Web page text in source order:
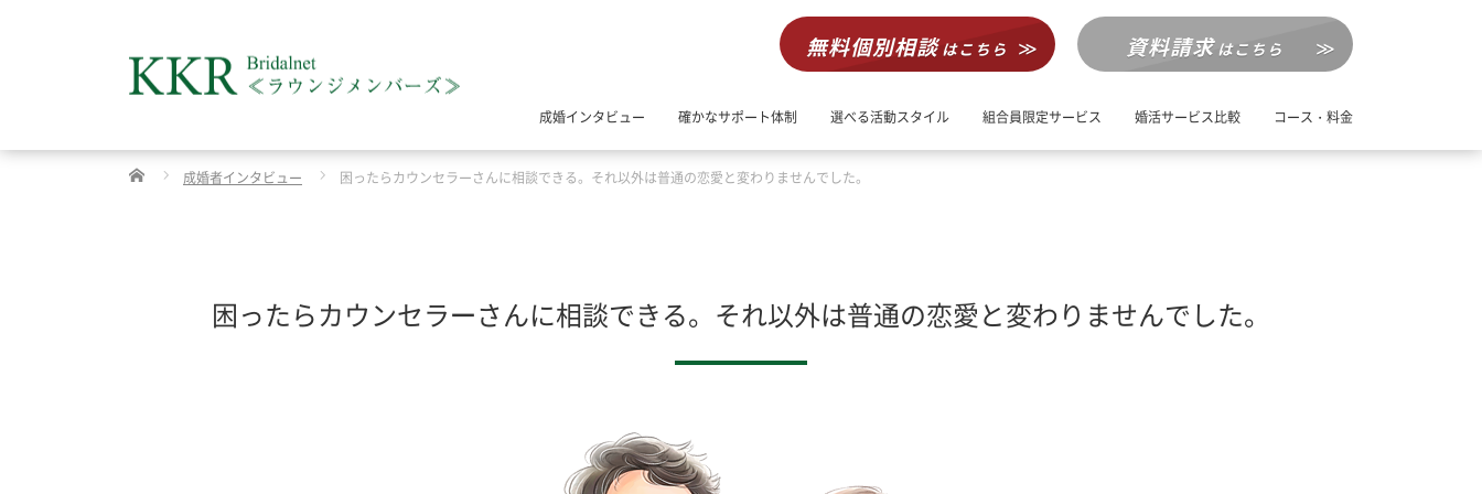
成婚インタビュー 確かなサポート体制 選べる活動スタイル 組合員限定サービス 婚活サービス比較 コース・料金
無料個別相談はこちら 資料請求 はこちら
Home 成婚者インタビュー 困ったらカウンセラーさんに相談できる。それ以外は普通の恋愛と変わりませんでした。
困ったらカウンセラーさんに相談できる。それ以外は普通の恋愛と変わりませんでした。